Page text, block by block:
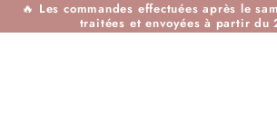
IGNORER LE
CONTENU
🔥 Les commandes effectuées après le
traitées et envoyées à partir du